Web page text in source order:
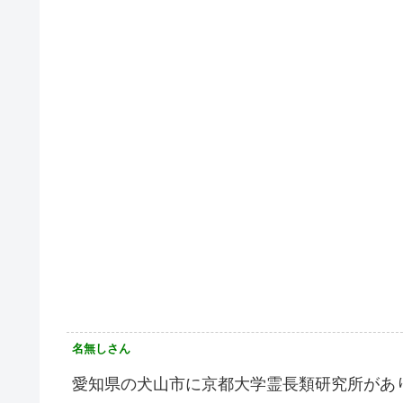
名無しさん
愛知県の犬山市に京都大学霊長類研究所があ